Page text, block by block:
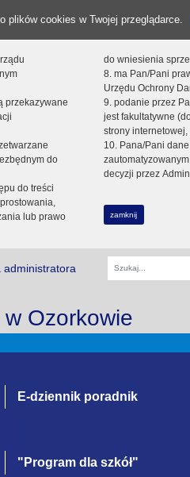
plików cookies w Twojej przeglądarce.
przekazywane
do
do treści
lub prawo
do wniesienia
8. ma Pan/Pani
Urzędu Ochrony
9. podanie przez
jest fakultatywne
strony internetowej,
10. Pana/Pani
decyzji przez
zamknij
administratora
Fraza
Ozorkowie
E-dziennik poradnik
"Program dla szkół"